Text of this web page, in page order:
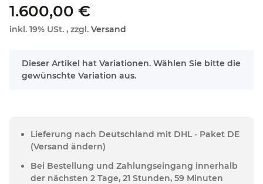
1.600,00 €
inkl. 19% USt. , zzgl. Versand
x
Dieser Artikel hat Variationen. Wählen Sie bitte die
gewünschte Variation aus.
Lieferung nach Deutschland mit DHL - Paket DE
(Versand ändern)
Bei Bestellung und Zahlungseingang innerhalb
der nächsten 2 Tage, 21 Stunden, 59 Minuten